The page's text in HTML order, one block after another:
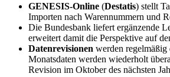
GENESIS-Online (Destatis) stellt
Importen nach Warennummern und
Die Bundesbank liefert ergänzende
erweitert damit die Perspektive auf
Datenrevisionen werden regelmäßig
Monatsdaten werden wiederholt
Revision im Oktober des nächsten